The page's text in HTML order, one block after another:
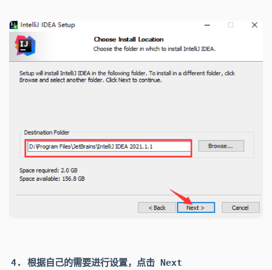
根据自己的需要进行设置，点击 Next